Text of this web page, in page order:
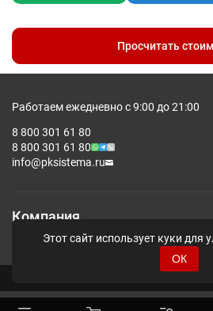
Просчитать
Работаем ежедневно с 9:00 до 21:00
8 800 301 61 80
8 800 301 61 80
info@pksistema.ru
Компания
Этот сайт использует куки для
ОК